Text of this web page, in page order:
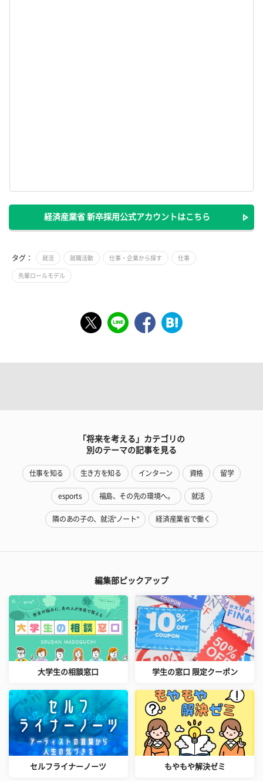
経済産業省 新卒採用公式アカウントはこちら
タグ： 就活 就職活動 仕事・企業から探す 仕事
先輩ロールモデル
「将来を考える」カテゴリの
別のテーマの記事を見る
仕事を知る 生き方を知る インターン 資格 留学
esports 福島、その先の環境へ。 就活
隣のあの子の、就活"ノート" 経済産業省で働く
編集部ピックアップ
大学生の相談窓口 学生の窓口 限定クーポン
セルフライナーノーツ もやもや解決ゼミ